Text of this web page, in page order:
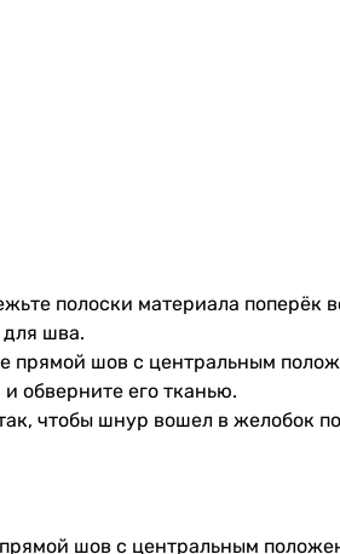
полоски материала
для шва.
прямой шов с центральным
обверните его тканью.
чтобы шнур вошел в желобок
шов с центральным